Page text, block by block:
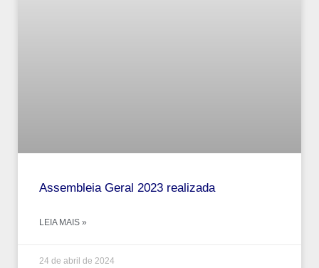
Assembleia Geral 2023 realizada
LEIA MAIS »
24 de abril de 2024